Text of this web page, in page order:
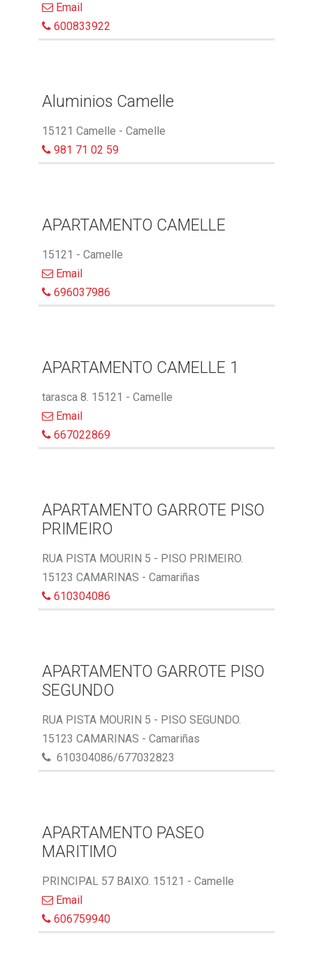
Email
600833922
Aluminios Camelle
15121 Camelle - Camelle
981 71 02 59
APARTAMENTO CAMELLE
15121 - Camelle
Email
696037986
APARTAMENTO CAMELLE 1
tarasca 8. 15121 - Camelle
Email
667022869
APARTAMENTO GARROTE PISO
PRIMEIRO
RUA PISTA MOURIN 5 - PISO PRIMEIRO.
15123 CAMARINAS - Camariñas
610304086
APARTAMENTO GARROTE PISO
SEGUNDO
RUA PISTA MOURIN 5 - PISO SEGUNDO.
15123 CAMARINAS - Camariñas
610304086/677032823
APARTAMENTO PASEO
MARITIMO
PRINCIPAL 57 BAIXO. 15121 - Camelle
Email
606759940